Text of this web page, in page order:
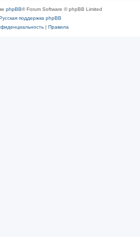
phpBB® Forum Software © phpBB Limited
поддержка phpBB
| Правила